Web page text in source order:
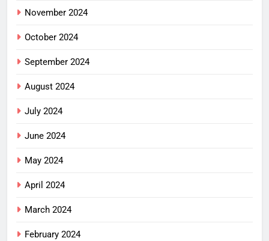
November 2024
October 2024
September 2024
August 2024
July 2024
June 2024
May 2024
April 2024
March 2024
February 2024